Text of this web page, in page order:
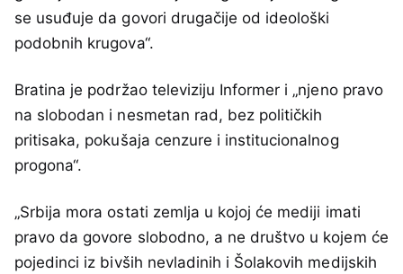
se usuđuje da govori drugačije od ideološki
podobnih krugova“.
Bratina je podržao televiziju Informer i „njeno pravo
na slobodan i nesmetan rad, bez političkih
pritisaka, pokušaja cenzure i institucionalnog
progona“.
„Srbija mora ostati zemlja u kojoj će mediji imati
pravo da govore slobodno, a ne društvo u kojem će
pojedinci iz bivših nevladinih i Šolakovih medijskih